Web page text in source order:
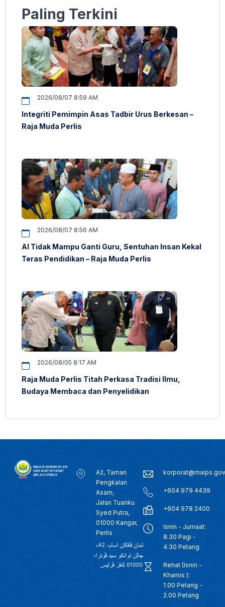
Paling Terkini
2026/08/07 8:59 AM
Integriti Pemimpin Asas Tadbir Urus Berkesan –
Raja Muda Perlis
2026/08/07 8:56 AM
AI Tidak Mampu Ganti Guru, Sentuhan Insan Kekal
Teras Pendidikan – Raja Muda Perlis
2026/08/05 8:17 AM
Raja Muda Perlis Titah Perkasa Tradisi Ilmu,
Budaya Membaca dan Penyelidikan
A2, Taman
Pengkalan
Asam,
Jalan Tuanku
Syed Putra,
01000 Kangar,
Perlis
+604 979 4439
+604 978 2400
Isnin - Jumaat:
8.30 Pagi -
4:30 Petang
Rehat (Isnin -
Khamis ):
1.00 Petang -
2.00 Petang